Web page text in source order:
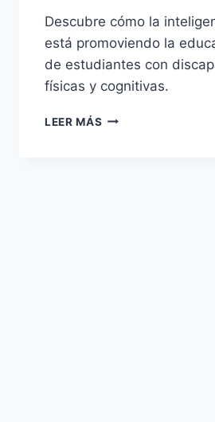
Descubre cómo la
está promoviendo la
de estudiantes con
físicas y cognitivas.
LEER MÁS